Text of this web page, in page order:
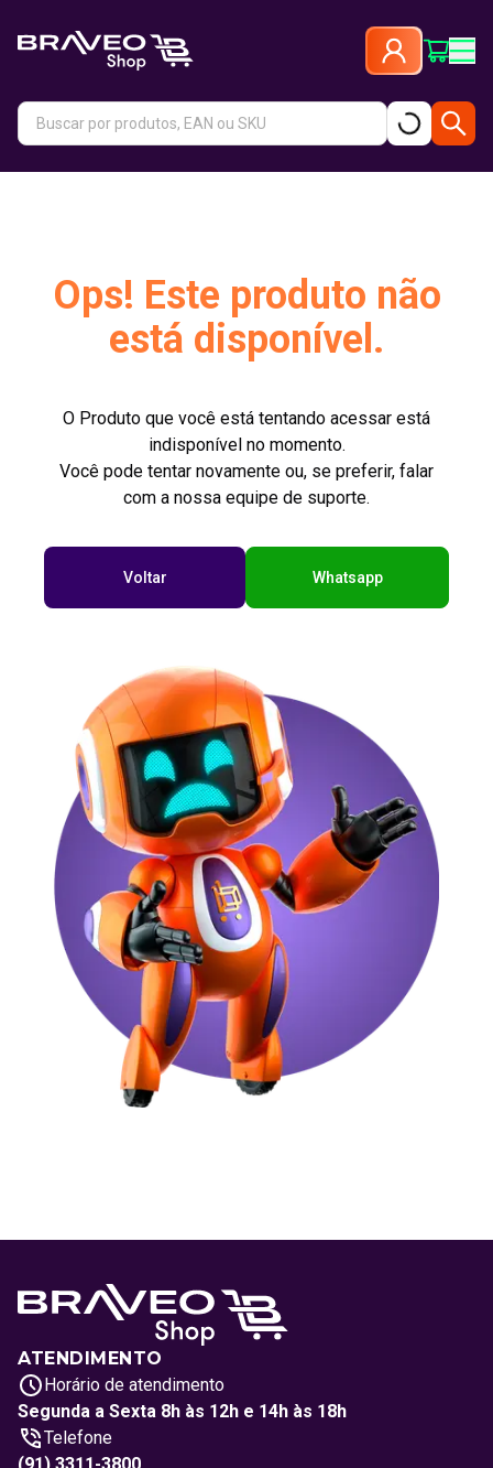
Ops! Este produto não
está disponível.
O Produto que você está tentando acessar está
indisponível no momento.
Você pode tentar novamente ou, se preferir, falar
com a nossa equipe de suporte.
Voltar Whatsapp
ATENDIMENTO
Horário de atendimento
Segunda a Sexta 8h às 12h e 14h às 18h
Telefone